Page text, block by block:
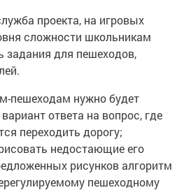
проекта, на игровых
сложности школьникам
задания для пешеходов,
пешеходам нужно будет
ответа на вопрос, где
переходить дорогу;
недостающие его
рисунков алгоритм
пешеходному